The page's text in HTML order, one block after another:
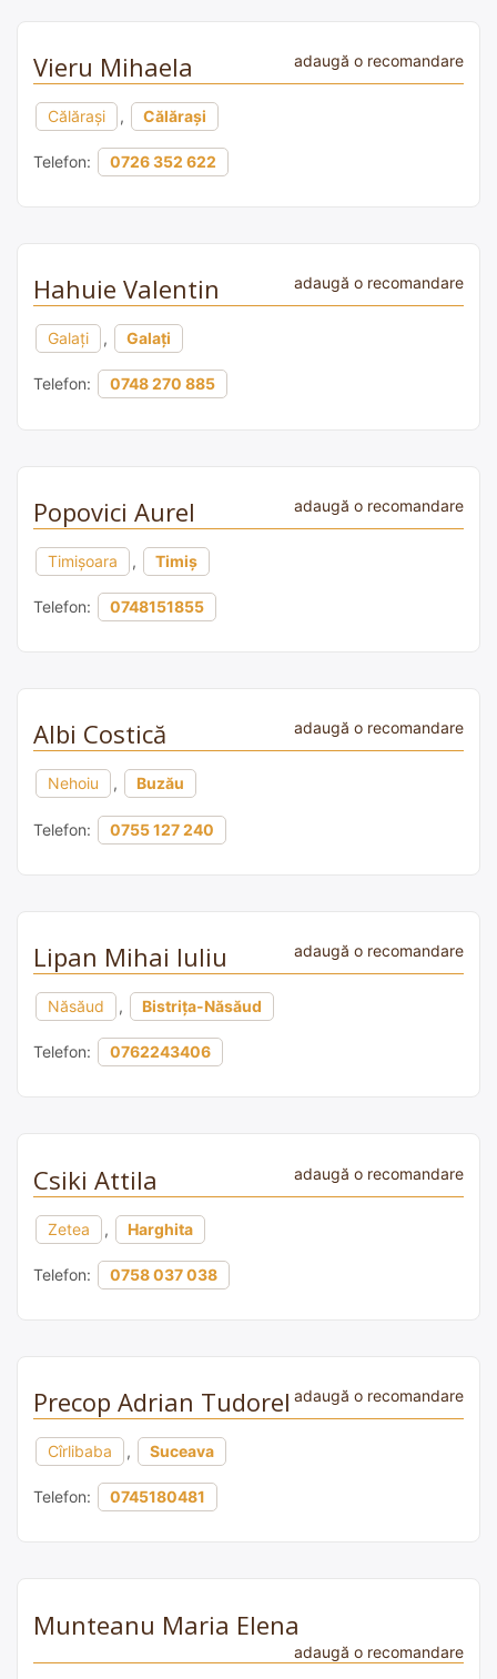
Vieru Mihaela adaugă o recomandare
Călărași , Călărași
Telefon: 0726 352 622
Hahuie Valentin adaugă o recomandare
Galați , Galați
Telefon: 0748 270 885
Popovici Aurel adaugă o recomandare
Timișoara , Timiș
Telefon: 0748151855
Albi Costică adaugă o recomandare
Nehoiu , Buzău
Telefon: 0755 127 240
Lipan Mihai Iuliu adaugă o recomandare
Năsăud , Bistrița-Năsăud
Telefon: 0762243406
Csiki Attila adaugă o recomandare
Zetea , Harghita
Telefon: 0758 037 038
Precop Adrian Tudorel adaugă o recomandare
Cîrlibaba , Suceava
Telefon: 0745180481
Munteanu Maria Elena
adaugă o recomandare